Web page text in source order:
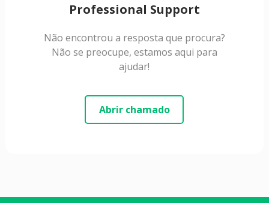
Professional Support
Não encontrou a resposta que procura?
Não se preocupe, estamos aqui para
ajudar!
Abrir chamado